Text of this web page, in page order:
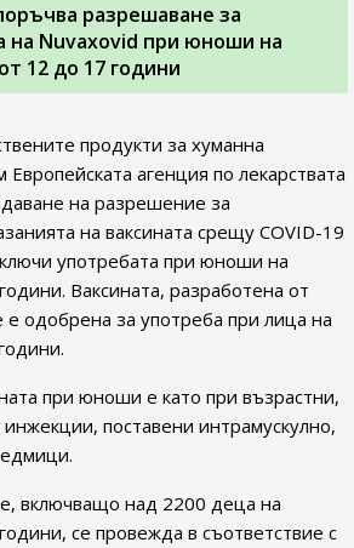
разрешаване за
на Nuvaxovid при юноши на
12 до 17 години
продукти за хуманна
агенция по лекарствата
на разрешение за
на ваксината срещу COVID-19
употребата при юноши на
Ваксината, разработена от
е одобрена за употреба при лица на
при юноши е като при възрастни,
инжекции, поставени интрамускулно,
включващо над 2200 деца на
се провежда в съответствие с